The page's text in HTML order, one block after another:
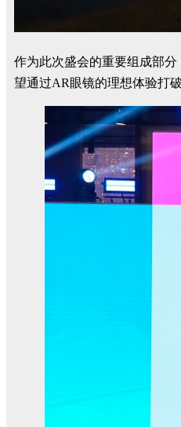
作为此次盛会的重要组成部
望通过AR眼镜的理想体验打